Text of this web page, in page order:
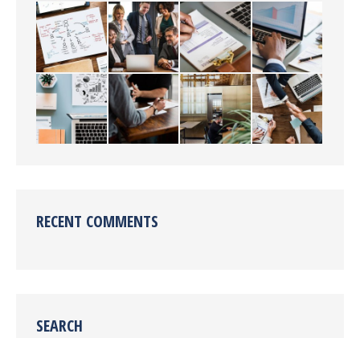
RECENT COMMENTS
SEARCH